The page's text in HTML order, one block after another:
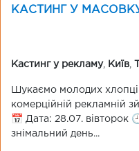
КАСТИНГ У
Кастинг у рекламу, Київ
Шукаємо молодих
комерційній рекламній
📅 Дата: 28.07. вівторок
знімальний день...